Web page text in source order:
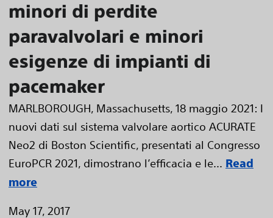
minori di perdite
paravalvolari e minori
esigenze di impianti di
pacemaker
MARLBOROUGH, Massachusetts, 18 maggio 2021: I
nuovi dati sul sistema valvolare aortico ACURATE
Neo2 di Boston Scientific, presentati al Congresso
EuroPCR 2021, dimostrano l’efficacia e le... Read
more
May 17, 2017